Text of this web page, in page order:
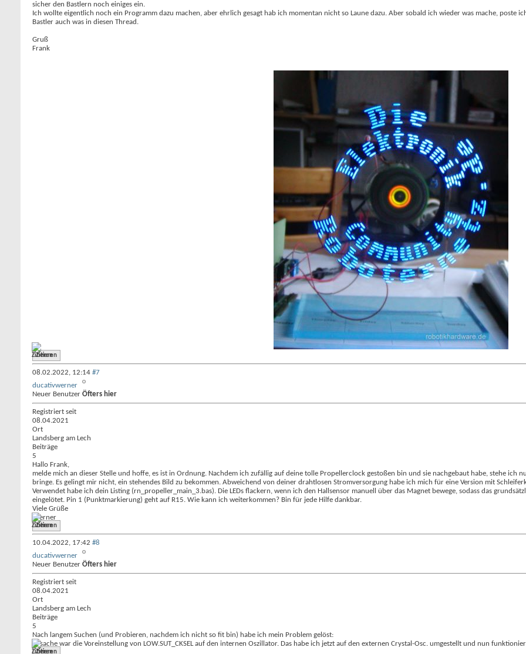
sicher den Bastlern noch einiges ein.
Ich wollte eigentlich noch ein Programm dazu machen, aber ehrlich gesagt hab ich momentan nicht so Laune dazu. Aber sobald ich wieder was mache, poste
Bastler auch was in diesen Thread.
Gruß
Frank
Zitieren
08.02.2022, 12:14 #7
ducativwerner
Neuer Benutzer Öfters hier
Registriert seit
08.04.2021
Ort
Landsberg am Lech
Beiträge
5
Hallo Frank,
melde mich an dieser Stelle und hoffe, es ist in Ordnung. Nachdem ich zufällig auf deine tolle Propellerclock gestoßen bin und sie nachgebaut habe, stehe ich
bringe. Es gelingt mir nicht, ein stehendes Bild zu bekommen. Abweichend von deiner drahtlosen Stromversorgung habe ich mich für eine Version mit
Verwendet habe ich dein Listing (rn_propeller_main_3.bas). Die LEDs flackern, wenn ich den Hallsensor manuell über das Magnet bewege, sodass das
eingelötet. Pin 1 (Punktmarkierung) geht auf R15. Wie kann ich weiterkommen? Bin für jede Hilfe dankbar.
Viele Grüße
Werner
Zitieren
10.04.2022, 17:42 #8
ducativwerner
Neuer Benutzer Öfters hier
Registriert seit
08.04.2021
Ort
Landsberg am Lech
Beiträge
5
Nach langem Suchen (und Probieren, nachdem ich nicht so fit bin) habe ich mein Problem gelöst:
Ursache war die Voreinstellung von LOW.SUT_CKSEL auf den internen Oszillator. Das habe ich jetzt auf den externen Crystal-Osc. umgestellt und nun
Zitieren